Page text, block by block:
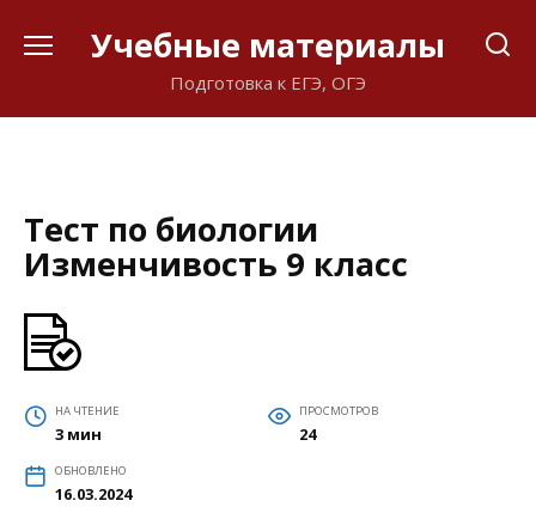
Учебные материалы
Подготовка к ЕГЭ, ОГЭ
Тест по биологии
Изменчивость 9 класс
НА ЧТЕНИЕ
3 мин
ПРОСМОТРОВ
24
ОБНОВЛЕНО
16.03.2024